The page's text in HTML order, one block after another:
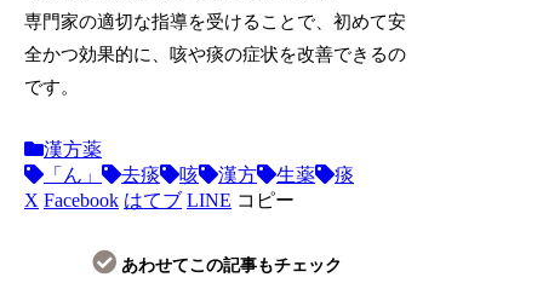
専門家の適切な指導を受けることで、初めて安
全かつ効果的に、咳や痰の症状を改善できるの
です。
漢方薬
「ん」
去痰 咳 漢方 生薬
痰
X Facebook はてブ LINE コピー
あわせてこの記事もチェック